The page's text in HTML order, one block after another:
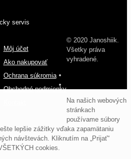
servis
Môj účet
Ako nakupovať
Ochrana súkromia
Obchodné podmienky
© 2020 Janoshiik.
Všetky práva
vyhradené.
Na našich webových
stránkach
používame súbory
lepšie zážitky vďaka zapamätaniu
návštevách. Kliknutím na „Prijať“
cookies.